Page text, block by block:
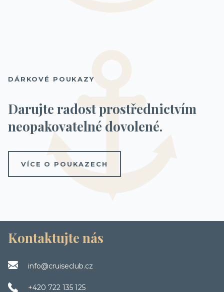
DÁRKOVÉ POUKAZY
Darujte radost prostřednictvím
neopakovatelné dovolené.
VÍCE O POUKAZECH
Kontaktujte nás
info@cruiseclub.cz
+420 722 135 125